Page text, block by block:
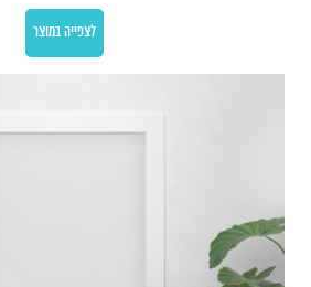
לצפייה במוצר